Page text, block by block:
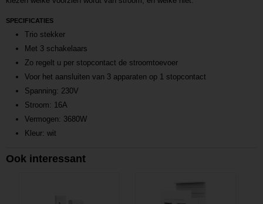
SPECIFICATIES
Trio stekker
Met 3 schakelaars
Zo regelt u per stopcontact de stroomtoevoer
Voor het aansluiten van 3 apparaten op 1 stopcontact
Spanning: 230V
Stroom: 16A
Vermogen: 3680W
Kleur: wit
Ook interessant